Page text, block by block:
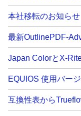
本社移転のお知らせ
最新OutlinePDF-
Japan ColorとX-
EQUIOS 使用バー
互換性表から